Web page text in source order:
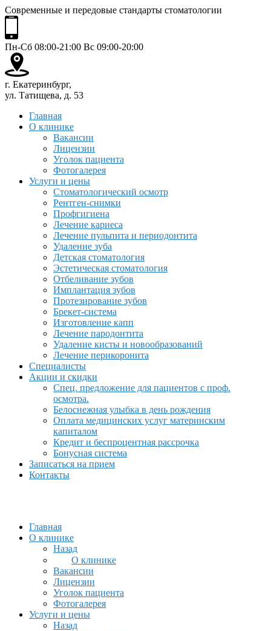
Современные и передовые стандарты стоматологии
Пн-Сб 08:00-21:00 Вс 09:00-20:00
г. Екатеринбург,
ул. Татищева, д. 53
Главная
О клинике
Вакансии
Лицензии
Уголок пациента
Фотогалерея
Услуги и цены
Стоматологический осмотр
Рентген-снимки
Профгигиена
Лечение кариеса
Лечение пульпита и периодонтита
Удаление зуба
Детская стоматология
Эстетическая стоматология
Отбеливание зубов
Имплантация зубов
Протезирование зубов
Брекет-система
Изготовление капп
Лечение пародонтита
Удаление кисты и новообразований
Лечение перикоронита
Специалисты
Акции и скидки
Спец. предложение для пациентов с проф.
осмотра.
Белоснежная улыбка в день рождения
Оплата медицинских услуг материнским
капиталом
Кредит и беспроцентная рассрочка
Бонусная система
Записаться на прием
Контакты
Главная
О клинике
Назад
О клинике
Вакансии
Лицензии
Уголок пациента
Фотогалерея
Услуги и цены
Назад